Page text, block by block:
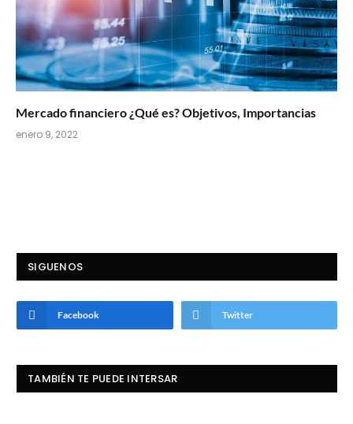
Mercado financiero ¿Qué es? Objetivos, Importancias
enero 9, 2022
SIGUENOS
Facebook Twitter
TAMBIÉN TE PUEDE INTERSAR